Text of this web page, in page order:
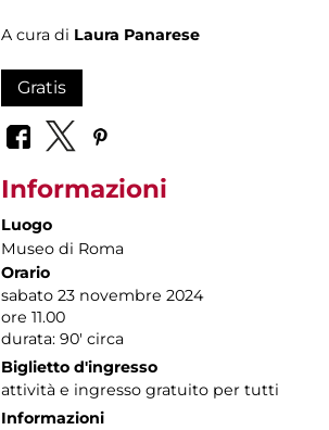
A cura di Laura Panarese
Gratis
Informazioni
Luogo
Museo di Roma
Orario
sabato 23 novembre 2024
ore 11.00
durata: 90' circa
Biglietto d'ingresso
attività e ingresso gratuito per tutti
Informazioni